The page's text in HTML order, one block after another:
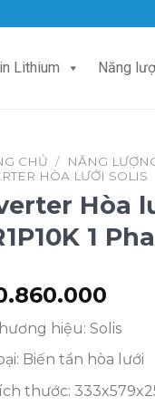
Lithium Năng
CHỦ / NĂNG
HÒA LƯỚI SOLIS
Hòa
1 Pha
hiệu: Solis
Biến tần hòa lưới
thước: